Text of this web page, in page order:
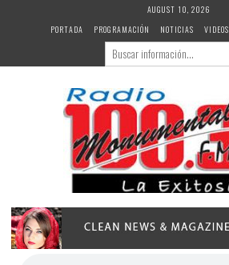
AUGUST 10, 2026
PORTADA
PROGRAMACIÓN NOTICIAS VIDEOS